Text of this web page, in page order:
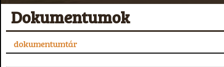
Dokumentumok
dokumentumtár